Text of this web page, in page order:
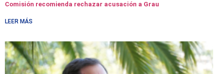
Comisión recomienda rechazar acusación a Grau
LEER MÁS